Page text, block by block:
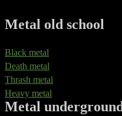
Metal old school
Black metal
Death metal
Thrash metal
Heavy metal
Metal underground